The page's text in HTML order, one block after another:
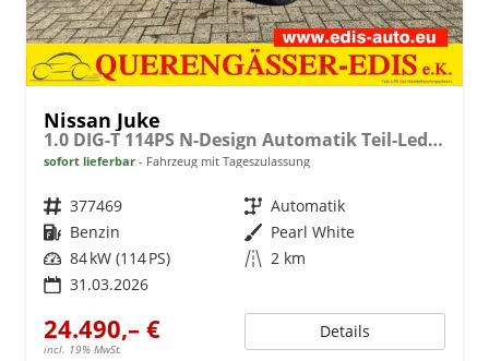
Nissan Juke
1.0 DIG-T 114PS N-Design Automatik Teil-Leder Klimaautomatik Sitzheizung Lenkradheizung PDC v+h Rückf.Kamera Navi 19"LM Bluetooth Touchscreen Apple CarPlay Android Auto
sofort lieferbar Fahrzeug mit Tageszulassung
Fahrzeugnr. 377469 Getriebe Automatik
Kraftstoff Benzin Außenfarbe Pearl White
Leistung 84 kW (114 PS) Kilometerstand 2 km
31.03.2026
24.490,– €
incl. 19% MwSt.
Details